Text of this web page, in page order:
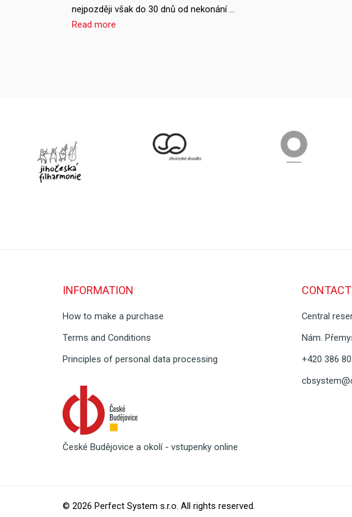
nejpozději však do 30 dnů od nekonání …
Read more
INFORMATION
How to make a purchase
Terms and Conditions
Principles of personal data processing
České Budějovice a okolí - vstupenky online
CONTACT
Central
Nám.
+420 386
© 2026 Perfect System s.r.o. All rights reserved.